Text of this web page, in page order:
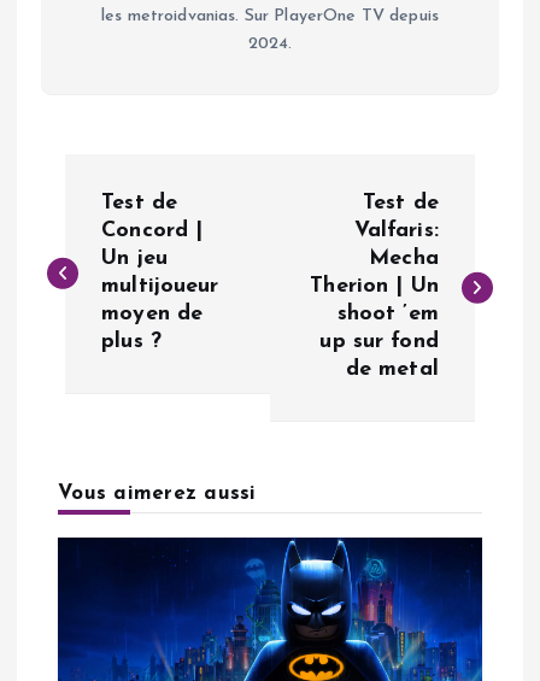
les metroidvanias. Sur PlayerOne TV depuis
2024.
v
a
t
o
Test de
Concord |
Un jeu
multijoueur
moyen de
plus ?
Test de
Valfaris:
Mecha
Therion | Un
shoot ’em
up sur fond
de metal
Vous aimerez aussi